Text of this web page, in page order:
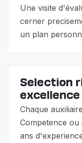
Une visite
cerner
un plan
Selection
excellence
Chaque
Competence ou
ans